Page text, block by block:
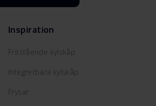
Inspiration
Fritstående kylskåp
Integrerbara kylskåp
Frysar